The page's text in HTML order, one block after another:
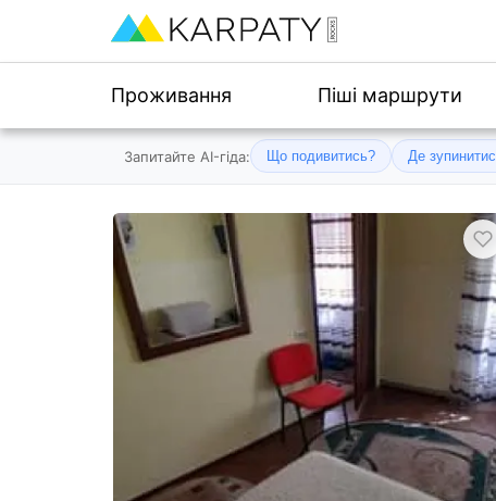
Проживання Піші маршрути
Запитайте AI-гіда: Що подивитись? Де